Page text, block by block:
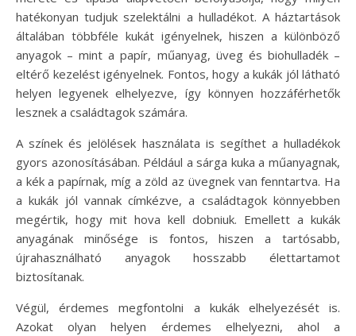
hatékonyan tudjuk szelektálni a hulladékot. A háztartások
általában többféle kukát igényelnek, hiszen a különböző
anyagok – mint a papír, műanyag, üveg és biohulladék –
eltérő kezelést igényelnek. Fontos, hogy a kukák jól látható
helyen legyenek elhelyezve, így könnyen hozzáférhetők
lesznek a családtagok számára.
A színek és jelölések használata is segíthet a hulladékok
gyors azonosításában. Például a sárga kuka a műanyagnak,
a kék a papírnak, míg a zöld az üvegnek van fenntartva. Ha
a kukák jól vannak címkézve, a családtagok könnyebben
megértik, hogy mit hova kell dobniuk. Emellett a kukák
anyagának minősége is fontos, hiszen a tartósabb,
újrahasználható anyagok hosszabb élettartamot
biztosítanak.
Végül, érdemes megfontolni a kukák elhelyezését is.
Azokat olyan helyen érdemes elhelyezni, ahol a